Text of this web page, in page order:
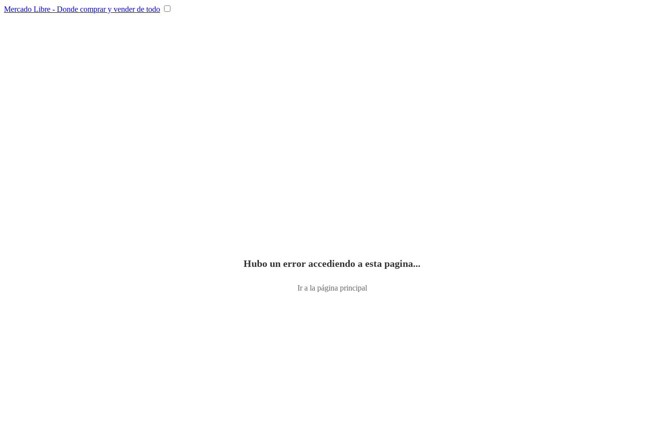
Mercado Libre - Donde comprar y vender de todo
Hubo un error accediendo a esta pagina...
Ir a la página principal